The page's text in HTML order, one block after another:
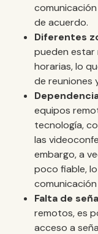
de acuerdo.
Diferentes
pueden
horarias, lo
de reuniones
equipos
tecnología,
las
embargo, a
poco fiable,
Falta de
remotos, es
acceso a